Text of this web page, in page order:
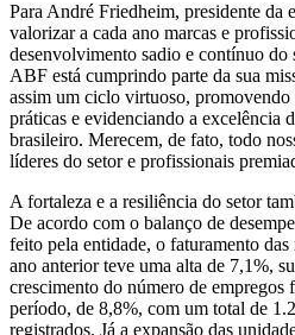
Para André Friedheim, presidente da
valorizar a cada ano marcas e
desenvolvimento sadio e contínuo do
ABF está cumprindo parte da sua
assim um ciclo virtuoso,
práticas e evidenciando a excelência
brasileiro. Merecem, de fato, todo
líderes do setor e profissionais
A fortaleza e a resiliência do setor
De acordo com o balanço de
feito pela entidade, o faturamento
ano anterior teve uma alta de 7,1%,
crescimento do número de empregos
período, de 8,8%, com um total de
registrados. Já a expansão das